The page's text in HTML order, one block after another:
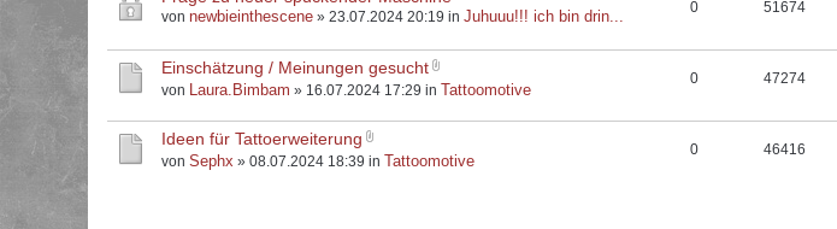
von newbieinthescene » 23.07.2024 20:19 in Juhuuu!!! ich bin drin... 0 51674
Einschätzung / Meinungen gesucht
von Laura.Bimbam » 16.07.2024 17:29 in Tattoomotive
0 47274
Ideen für Tattoerweiterung
von Sephx » 08.07.2024 18:39 in Tattoomotive
0 46416